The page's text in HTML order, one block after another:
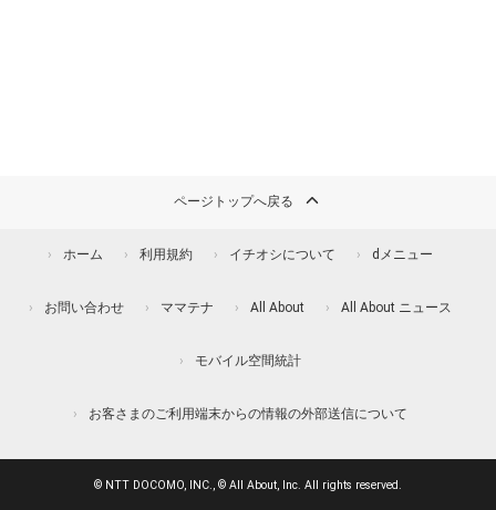
ページトップへ戻る
ホーム 利用規約 イチオシについて dメニュー
お問い合わせ ママテナ All About All About ニュース
モバイル空間統計
お客さまのご利用端末からの情報の外部送信について
© NTT DOCOMO, INC., © All About, Inc. All rights reserved.